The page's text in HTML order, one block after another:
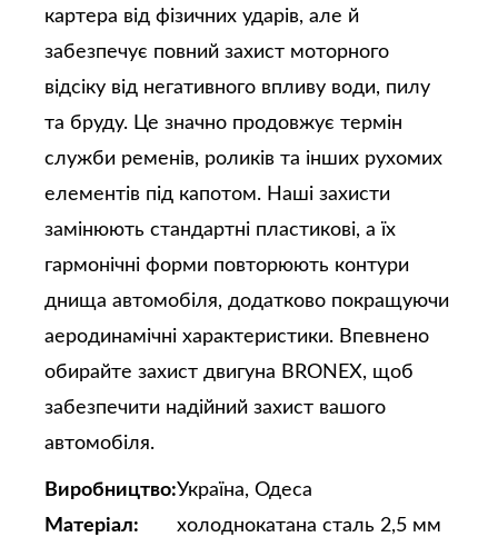
картера від фізичних ударів, але й
забезпечує повний захист моторного
відсіку від негативного впливу води, пилу
та бруду. Це значно продовжує термін
служби ременів, роликів та інших рухомих
елементів під капотом. Наші захисти
замінюють стандартні пластикові, а їх
гармонічні форми повторюють контури
днища автомобіля, додатково покращуючи
аеродинамічні характеристики. Впевнено
обирайте захист двигуна BRONEX, щоб
забезпечити надійний захист вашого
автомобіля.
Виробництво:Україна, Одеса
Матеріал:
холоднокатана сталь 2,5 мм